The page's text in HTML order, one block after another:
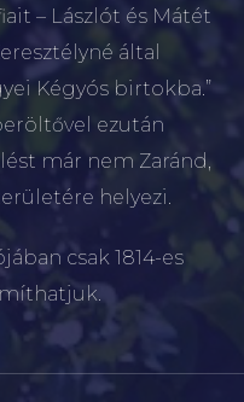
– Lászlót és Mátét
által
Kégyós birtokba.”
ezután
már nem Zaránd,
helyezi.
csak 1814-es